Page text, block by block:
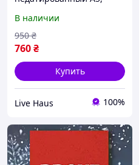
деловой блокнот для
бизнеса 208стр (J24)
В наличии
760₴
950 ₴
Купить
Live Haus 100%